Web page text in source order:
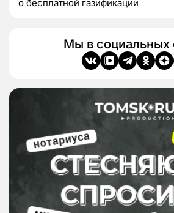
о бесплатной газификации
Мы в социальных